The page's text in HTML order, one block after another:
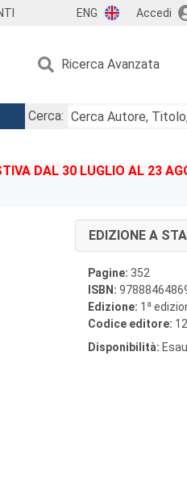
ENG Accedi
Ricerca Avanzata
Cerca:
DAL 30 LUGLIO AL 23
EDIZIONE A
Pagine: 352
ISBN:
Edizione: 1 a
Codice editore:
Disponibilità: